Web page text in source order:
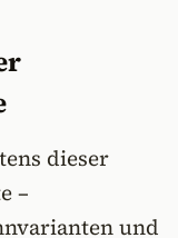
dieser
–
und